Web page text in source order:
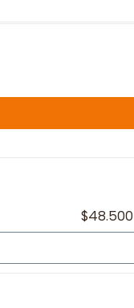
$48.500